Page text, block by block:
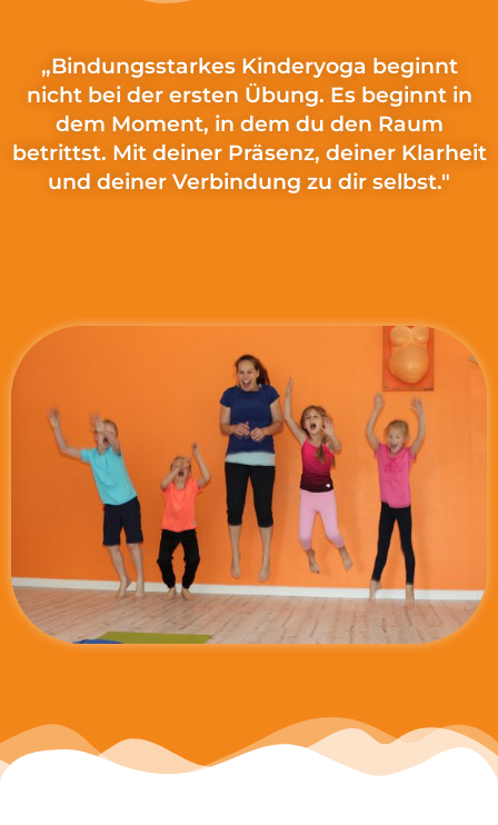
„Bindungsstarkes Kinderyoga beginnt
nicht bei der ersten Übung. Es beginnt in
dem Moment, in dem du den Raum
betrittst. Mit deiner Präsenz, deiner Klarheit
und deiner Verbindung zu dir selbst."